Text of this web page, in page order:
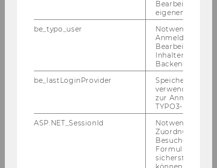
Bearbeitung des
eigenen Profils.
be_typo_user
Notwendig für
Anmeldung und
Bearbeitung von
Inhalten im
Backend.
be_lastLoginProvider
Speichert die
verwendete
zur Anmeldung
TYPO3-Backend.
ASP.NET_SessionId
Notwendig, um
Zuordnung von
Besucher zu
sicherstellen zu